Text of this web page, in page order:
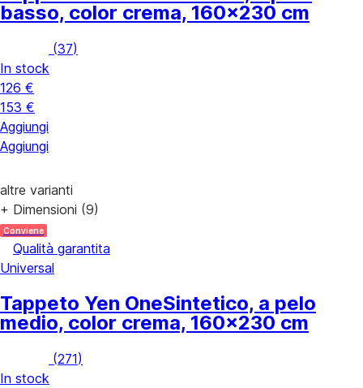
basso, color crema, 160x230 cm
(37)
In stock
126 €
153 €
Aggiungi
Aggiungi
altre varianti
+ Dimensioni (9)
Conviene
Qualità garantita
Universal
Tappeto Yen OneSintetico, a pelo
medio, color crema, 160x230 cm
(271)
In stock